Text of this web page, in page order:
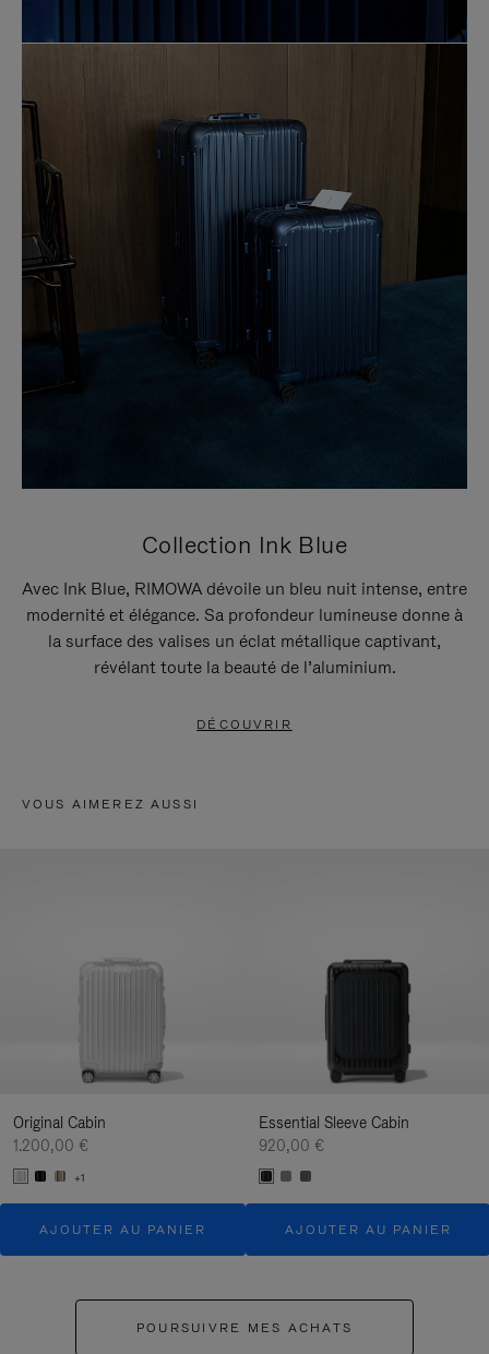
Collection Ink Blue
Avec Ink Blue, RIMOWA dévoile un bleu nuit intense, entre
modernité et élégance. Sa profondeur lumineuse donne à
la surface des valises un éclat métallique captivant,
révélant toute la beauté de l’aluminium.
DÉCOUVRIR
VOUS AIMEREZ AUSSI
Original Cabin
1.200,00 €
+1
AJOUTER AU PANIER
Essential Sleeve Cabin
920,00 €
AJOUTER AU PANIER
POURSUIVRE MES ACHATS